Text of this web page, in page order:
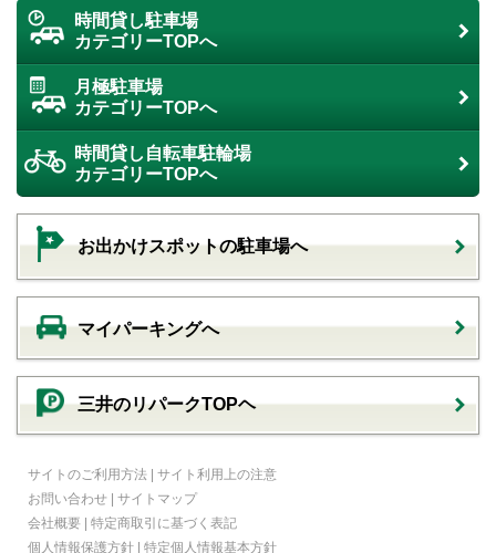
時間貸し駐車場
カテゴリーTOPへ
月極駐車場
カテゴリーTOPへ
時間貸し自転車駐輪場
カテゴリーTOPへ
お出かけスポットの駐車場へ
マイパーキングへ
三井のリパークTOPヘ
サイトのご利用方法 | サイト利用上の注意
お問い合わせ | サイトマップ
会社概要 | 特定商取引に基づく表記
個人情報保護方針 | 特定個人情報基本方針